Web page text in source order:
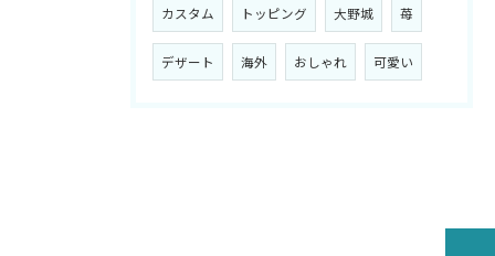
カスタム トッピング 大野城 苺
デザート 海外 おしゃれ 可愛い